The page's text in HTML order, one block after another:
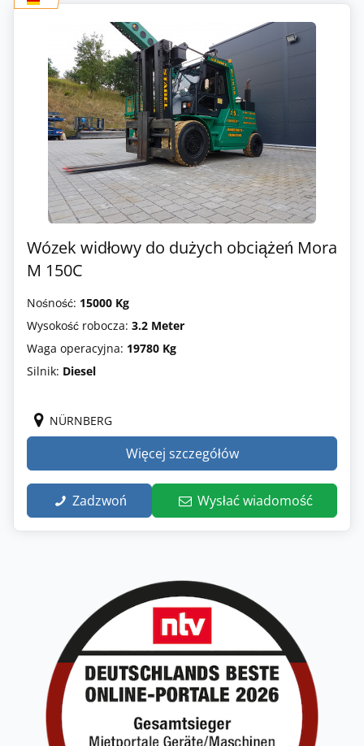
Wózek widłowy do dużych obciążeń Mora
M 150C
Nośność: 15000 Kg
Wysokość robocza: 3.2 Meter
Waga operacyjna: 19780 Kg
Silnik: Diesel
NÜRNBERG
Więcej szczegółów
Zadzwoń Wysłać wiadomość